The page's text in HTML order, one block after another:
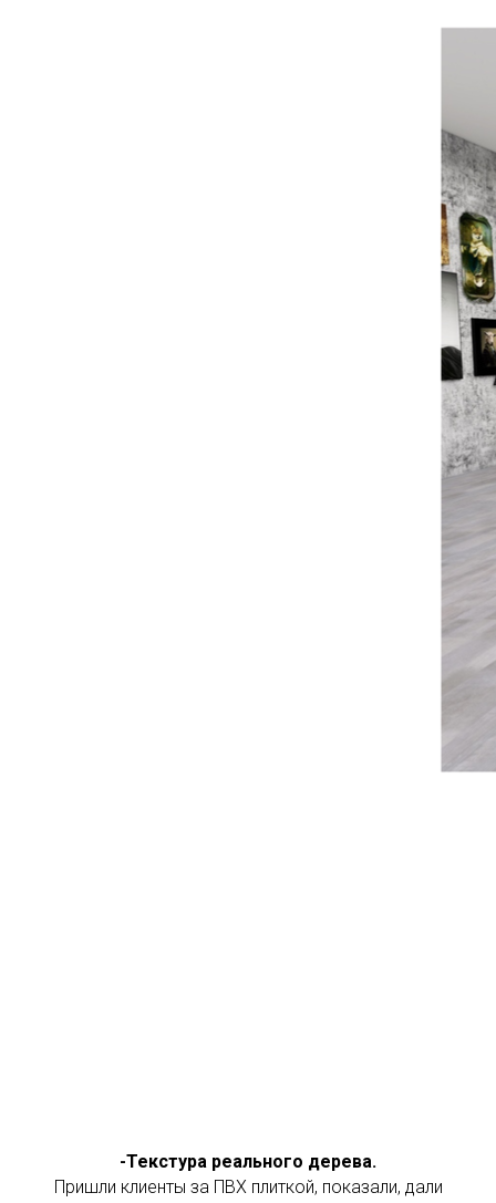
-Текстура реального дерева.
Пришли клиенты за ПВХ плиткой, показали, дали